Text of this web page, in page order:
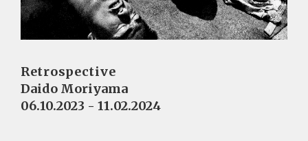
Retrospective
Daido Moriyama
06.10.2023 - 11.02.2024